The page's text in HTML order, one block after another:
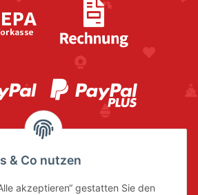
& Co nutzen
akzeptieren“ gestatten Sie den